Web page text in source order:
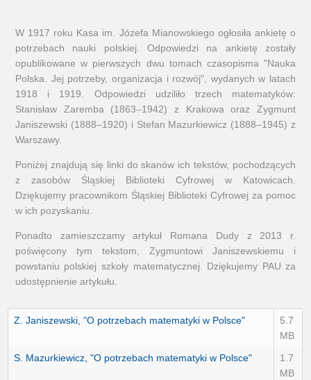
W 1917 roku Kasa im. Józefa Mianowskiego ogłosiła ankietę o
potrzebach nauki polskiej. Odpowiedzi na ankietę zostały
opublikowane w pierwszych dwu tomach czasopisma "Nauka
Polska. Jej potrzeby, organizacja i rozwój", wydanych w latach
1918 i 1919. Odpowiedzi udziliło trzech matematyków:
Stanisław Zaremba (1863–1942) z Krakowa oraz Zygmunt
Janiszewski (1888–1920) i Stefan Mazurkiewicz (1888–1945) z
Warszawy.
Poniżej znajdują się linki do skanów ich tekstów, pochodzących
z zasobów Śląskiej Biblioteki Cyfrowej w Katowicach.
Dziękujemy pracownikom Śląskiej Biblioteki Cyfrowej za pomoc
w ich pozyskaniu.
Ponadto zamieszczamy artykuł Romana Dudy z 2013 r.
poświęcony tym tekstom, Zygmuntowi Janiszewskiemu i
powstaniu polskiej szkoły matematycznej. Dziękujemy PAU za
udostępnienie artykułu.
Z. Janiszewski, "O potrzebach matematyki w Polsce"
5.7
MB
S. Mazurkiewicz, "O potrzebach matematyki w Polsce"
1.7
MB